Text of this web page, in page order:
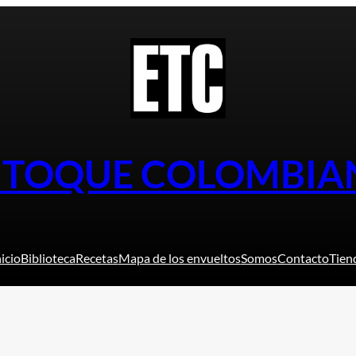
TOQUE
BibliotecaRecetasMapa de los envueltosSomosContacto